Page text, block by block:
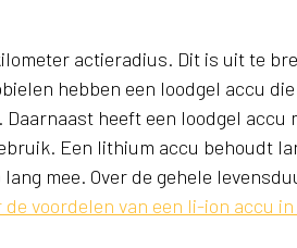
actieradius. Dit is uit te
hebben een loodgel accu
heeft een loodgel accu
Een lithium accu behoudt
mee. Over de gehele
de voordelen van een li-ion accu in